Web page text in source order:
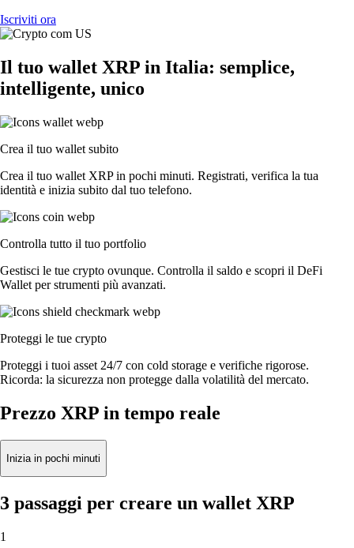
Iscriviti ora
Il tuo wallet XRP in Italia: semplice,
intelligente, unico
Crea il tuo wallet subito
Crea il tuo wallet XRP in pochi minuti. Registrati, verifica la tua
identità e inizia subito dal tuo telefono.
Controlla tutto il tuo portfolio
Gestisci le tue crypto ovunque. Controlla il saldo e scopri il DeFi
Wallet per strumenti più avanzati.
Proteggi le tue crypto
Proteggi i tuoi asset 24/7 con cold storage e verifiche rigorose.
Ricorda: la sicurezza non protegge dalla volatilità del mercato.
Prezzo XRP in tempo reale
Inizia in pochi minuti
3 passaggi per creare un wallet XRP
1